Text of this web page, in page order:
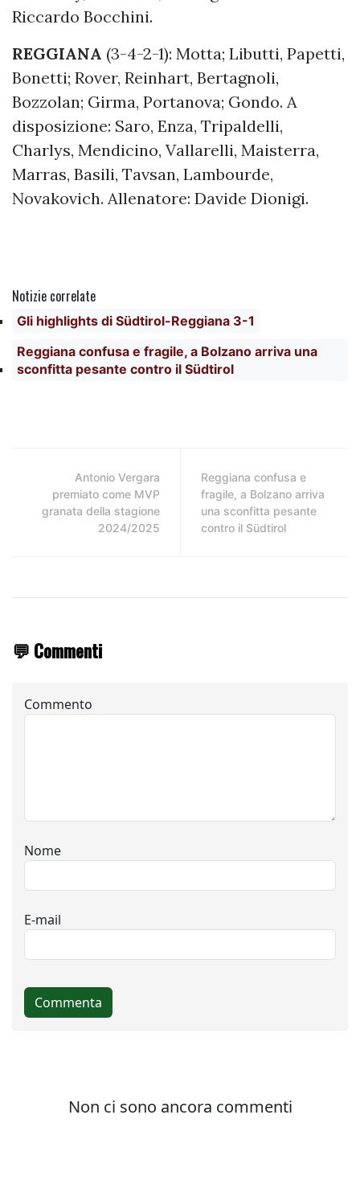
Riccardo Bocchini.
REGGIANA (3-4-2-1): Motta; Libutti, Papetti,
Bonetti; Rover, Reinhart, Bertagnoli,
Bozzolan; Girma, Portanova; Gondo. A
disposizione: Saro, Enza, Tripaldelli,
Charlys, Mendicino, Vallarelli, Maisterra,
Marras, Basili, Tavsan, Lambourde,
Novakovich. Allenatore: Davide Dionigi.
Notizie correlate
Gli highlights di Südtirol-Reggiana 3-1
Reggiana confusa e fragile, a Bolzano arriva una
sconfitta pesante contro il Südtirol
Antonio Vergara
premiato come MVP
granata della stagione
2024/2025
Reggiana confusa e
fragile, a Bolzano arriva
una sconfitta pesante
contro il Südtirol
💬 Commenti